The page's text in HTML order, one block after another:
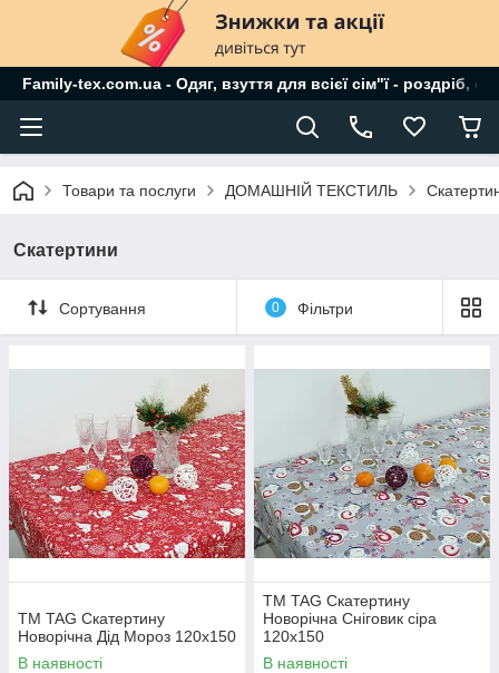
Family-tex.com.ua - Одяг, взуття для всієї сім"ї - роздріб,
Товари та послуги ДОМАШНІЙ ТЕКСТИЛЬ
Скатертини
Сортування 0 Фільтри
ТМ TAG Скатертину
Новорічна Дід Мороз 120х150
В наявності
ТМ TAG Скатертину
Новорічна Сніговик сіра
120х150
В наявності